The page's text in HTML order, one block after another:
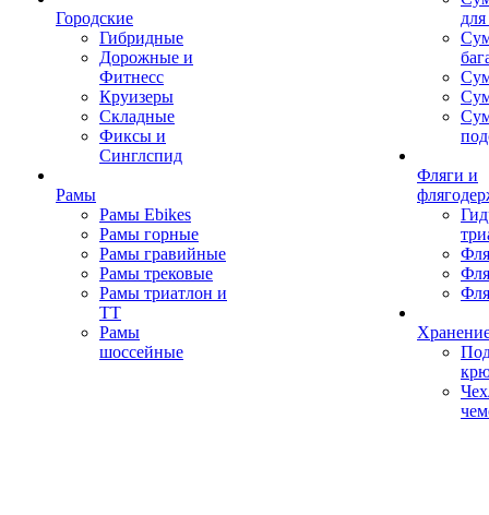
Городские
Гибридные
Дорожные и
Фитнесс
Круизеры
Складные
Фиксы и
Синглспид
Рамы
Рамы Ebikes
Рамы горные
Рамы гравийные
Рамы трековые
Рамы триатлон и
ТТ
Рамы
шоссейные
Фляги и